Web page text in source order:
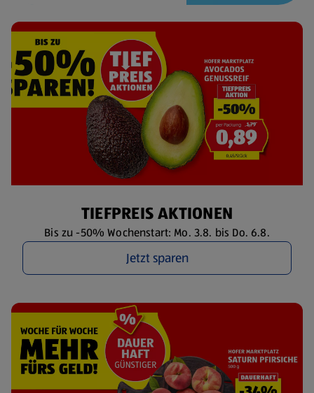
TIEFPREIS AKTIONEN
Bis zu -50% Wochenstart: Mo. 3.8. bis Do. 6.8.
Jetzt sparen